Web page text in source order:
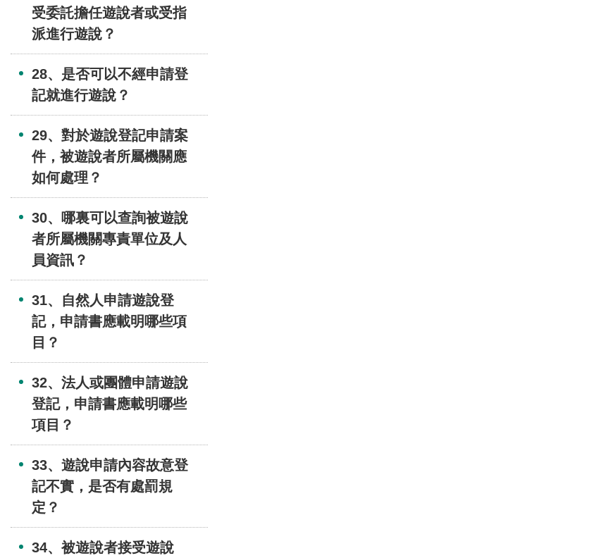
受委託擔任遊說者或受指
派進行遊說？
28、是否可以不經申請登
記就進行遊說？
29、對於遊說登記申請案
件，被遊說者所屬機關應
如何處理？
30、哪裏可以查詢被遊說
者所屬機關專責單位及人
員資訊？
31、自然人申請遊說登
記，申請書應載明哪些項
目？
32、法人或團體申請遊說
登記，申請書應載明哪些
項目？
33、遊說申請內容故意登
記不實，是否有處罰規
定？
34、被遊說者接受遊說